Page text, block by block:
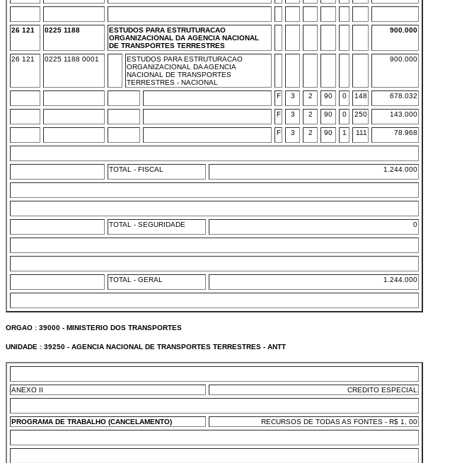
26 121 0225 1188
ESTUDOS PARA ESTRUTURACAO
ORGANIZACIONAL DA AGENCIA NACIONAL
DE TRANSPORTES TERRESTRES
900.000
26 121 0225 1188 0001
ESTUDOS PARA ESTRUTURACAO
ORGANIZACIONAL DA AGENCIA
NACIONAL DE TRANSPORTES
TERRESTRES - NACIONAL
900.000
F 3 2 90 0 148 678.032
F 3 2 90 0 250 143.000
F 3 2 90 1 111 78.968
TOTAL - FISCAL 1.244.000
TOTAL - SEGURIDADE 0
TOTAL - GERAL 1.244.000
ORGAO : 39000 - MINISTERIO DOS TRANSPORTES
UNIDADE : 39250 - AGENCIA NACIONAL DE TRANSPORTES TERRESTRES - ANTT
ANEXO II CREDITO ESPECIAL
PROGRAMA DE TRABALHO (CANCELAMENTO) RECURSOS DE TODAS AS FONTES - R$ 1, 00